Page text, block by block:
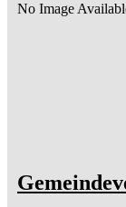
No Image